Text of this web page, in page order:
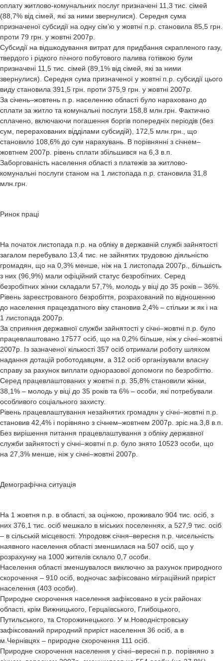
оплату житлово-комунальних послуг призначені 11,3 тис. сімей
(88,7% від сімей, які за ними звернулися). Середня сума
призначеної субсидії на одну сім’ю у жовтні п.р. становила 85,5 грн.
проти 79 грн. у жовтні 2007р.
Субсидії на відшкодування витрат для придбання скрапленого газу,
твердого і рідкого пічного побутового палива готівкою були
призначені 11,5 тис. сімей (89,1% від сімей, які за ними
звернулися). Середня сума призначеної у жовтні п.р. субсидії цього
виду становила 391,5 грн. проти 375,9 грн. у жовтні 2007р.
За січень–жовтень п.р. населенню області було нараховано до
сплати за житло та комунальні послуги 158,8 млн.грн. Фактично
сплачено, включаючи погашення боргів попередніх періодів (без
сум, перерахованих відділами субсидій), 172,5 млн.грн., що
становило 108,6% до сум нарахувань. В порівнянні з січнем–
жовтнем 2007р. рівень сплати збільшився на 6,3 в.п.
Заборгованість населення області з платежів за житлово-
комунальні послуги станом на 1 листопада п.р. становила 31,8
млн.грн.
Ринок праці
На початок листопада п.р. на обліку в державній службі зайнятості
загалом перебувало 13,4 тис. не зайнятих трудовою діяльністю
громадян, що на 0,3% менше, ніж на 1 листопада 2007р., більшість
з них (96,9%) мали офіційний статус безробітних. Серед
безробітних жінки складали 57,7%, молодь у віці до 35 років – 36%.
Рівень зареєстрованого безробіття, розрахований по відношенню
до населення працездатного віку становив 2,4% – стільки ж як і на
1 листопада 2007р.
За сприяння державної служби зайнятості у січні–жовтні п.р. було
працевлаштовано 17577 осіб, що на 0,2% більше, ніж у січні–жовтні
2007р. Із зазначеної кількості 357 осіб отримали роботу шляхом
надання дотацій роботодавцям, а 312 осіб організували власну
справу за рахунок виплати одноразової допомоги по безробіттю.
Серед працевлаштованих у жовтні п.р. 35,8% становили жінки,
38,1% – молодь у віці до 35 років та 6% – особи, які потребували
особливого соціального захисту.
Рівень працевлаштування незайнятих громадян у січні–жовтні п.р.
становив 42,4% і порівняно з січнем–жовтнем 2007р. зріс на 3,8 в.п.
Без вирішення питання працевлаштування з обліку державної
служби зайнятості у січні–жовтні п.р. було знято 10523 особи, що
на 27,3% менше, ніж у січні–жовтні 2007р.
Демографічна ситуація
На 1 жовтня п.р. в області, за оцінкою, проживало 904 тис. осіб, з
них 376,1 тис. осіб мешкало в міських поселеннях, а 527,9 тис. осіб
– в сільській місцевості. Упродовж січня–вересня п.р. чисельність
наявного населення області зменшилася на 507 осіб, що у
розрахунку на 1000 жителів склало 0,7 особи.
Населення області зменшувалося виключно за рахунок природного
скорочення – 910 осіб, водночас зафіксовано міграційний приріст
населення (403 особи).
Природне скорочення населення зафіксовано в усіх районах
області, крім Вижницького, Герцаївського, Глибоцького,
Путильського, та Сторожинецького. У м.Новодністровську
зафіксований природний приріст населення 36 осіб, а в
м.Чернівцях – природне скорочення 111 осіб.
Природне скорочення населення у січні–вересні п.р. порівняно з